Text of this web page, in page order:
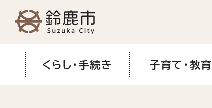
くらし・手続き 子育て・教育